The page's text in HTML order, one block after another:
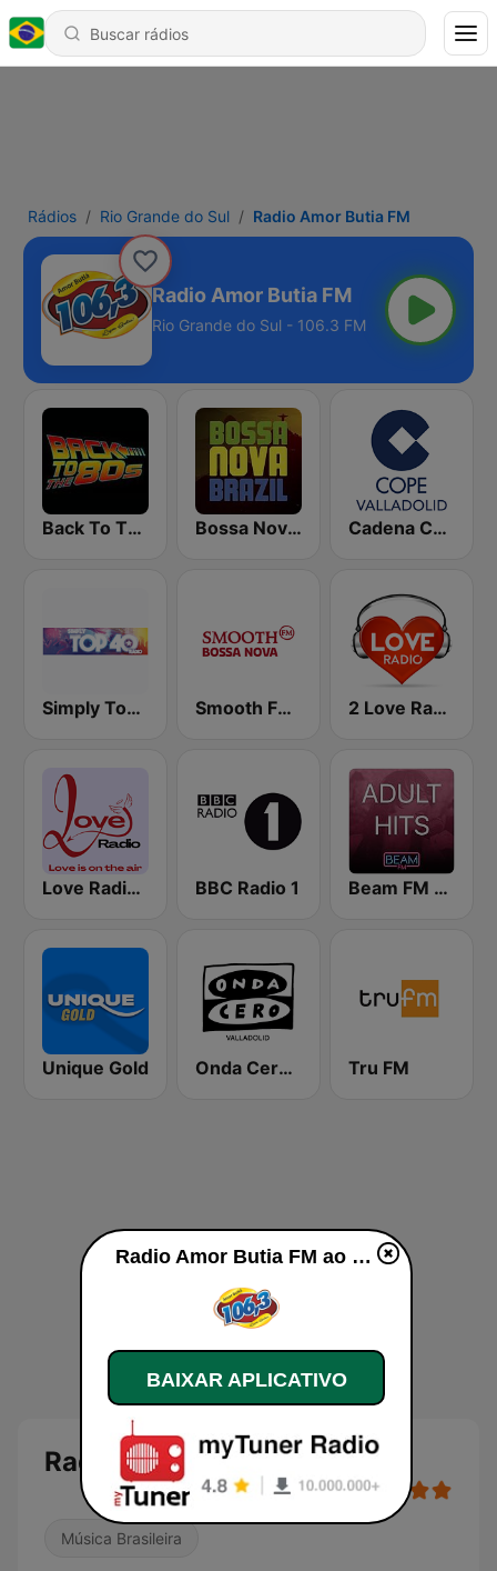
Rádios Rio Grande do Sul Radio Amor Butia FM
Radio Amor Butia FM
Rio Grande do Sul - 106.3 FM
Back To The 80's Radio Bossa Nova Brazil Cadena COPE Valladolid
Simply Top 40 Radio Smooth FM Bossa Nova 2 Love Radio
Love Radio - Love Mix BBC Radio 1 Beam FM - Adult Hits
Unique Gold Onda Cero Valladolid Tru FM
Radio Amor Butia FM
Música Brasileira
Radio Amor Butia FM ao vivo
BAIXAR APLICATIVO